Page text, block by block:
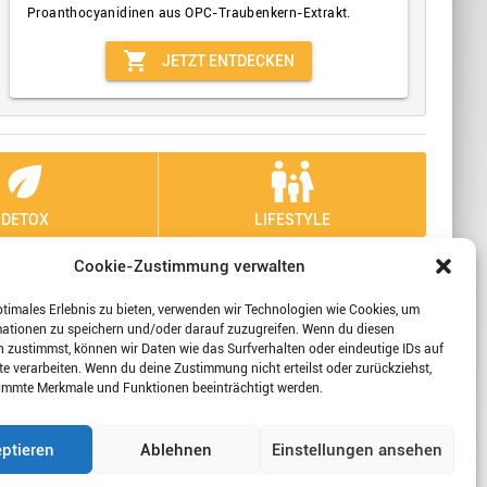
Cookie-Zustimmung verwalten
Erlebnis zu bieten, verwenden wir Technologien wie Cookies, um
zu speichern und/oder darauf zuzugreifen. Wenn du diesen
zustimmst, können wir Daten wie das Surfverhalten oder eindeutige IDs auf
verarbeiten. Wenn du deine Zustimmung nicht erteilst oder zurückziehst,
Merkmale und Funktionen beeinträchtigt werden.
Ablehnen Einstellungen ansehen
Proanthocyanidinen aus OPC-Traubenkern-Extrakt.
shopping_cart JETZT ENTDECKEN
eco
DETOX
family_restroom
LIFESTYLE